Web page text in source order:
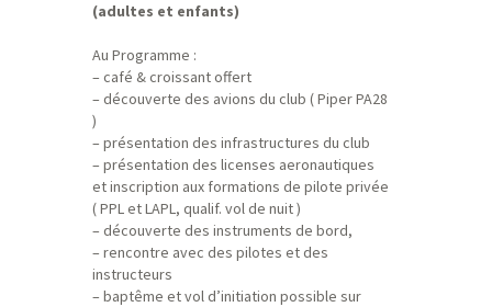
(adultes et enfants)
Au Programme :
– café & croissant offert
– découverte des avions du club ( Piper PA28
)
– présentation des infrastructures du club
– présentation des licenses aeronautiques
et inscription aux formations de pilote privée
( PPL et LAPL, qualif. vol de nuit )
– découverte des instruments de bord,
– rencontre avec des pilotes et des
instructeurs
– baptême et vol d’initiation possible sur